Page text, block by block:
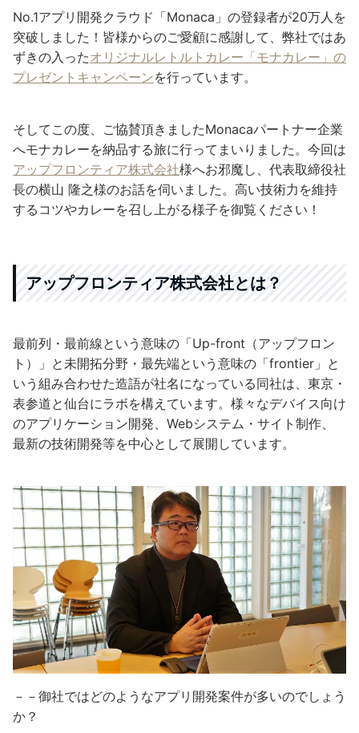
No.1アプリ開発クラウド「Monaca」の登録者が20万人を
突破しました！皆様からのご愛顧に感謝して、弊社ではあ
ずきの入ったオリジナルレトルトカレー「モナカレー」の
プレゼントキャンペーンを行っています。
そしてこの度、ご協賛頂きましたMonacaパートナー企業
へモナカレーを納品する旅に行ってまいりました。今回は
アップフロンティア株式会社様へお邪魔し、代表取締役社
長の横山 隆之様のお話を伺いました。高い技術力を維持
するコツやカレーを召し上がる様子を御覧ください！
アップフロンティア株式会社とは？
最前列・最前線という意味の「Up-front（アップフロン
ト）」と未開拓分野・最先端という意味の「frontier」と
いう組み合わせた造語が社名になっている同社は、東京・
表参道と仙台にラボを構えています。様々なデバイス向け
のアプリケーション開発、Webシステム・サイト制作、
最新の技術開発等を中心として展開しています。
－－御社ではどのようなアプリ開発案件が多いのでしょう
か？